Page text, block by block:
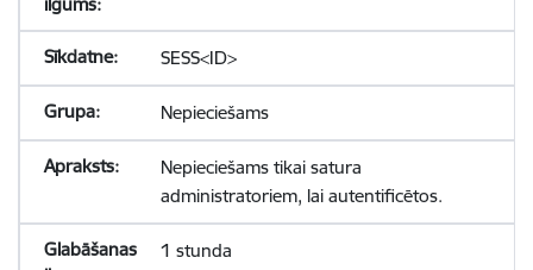
SESS<ID>
Nepieciešams
Nepieciešams tikai satura
administratoriem, lai autentificētos.
1 stunda